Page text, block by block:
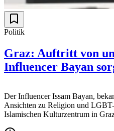
Politik
Graz: Auftritt von
Influencer Bayan
Der Influencer Issam Bayan,
Ansichten zu Religion und
Islamischen Kulturzentrum in